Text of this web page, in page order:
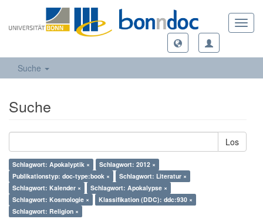
Suche
Suche
Los
Schlagwort: Apokalyptik ×
Schlagwort: 2012 ×
Publikationstyp: doc-type:book ×
Schlagwort: Literatur ×
Schlagwort: Kalender ×
Schlagwort: Apokalypse ×
Schlagwort: Kosmologie ×
Klassifikation (DDC): ddc:930 ×
Schlagwort: Religion ×